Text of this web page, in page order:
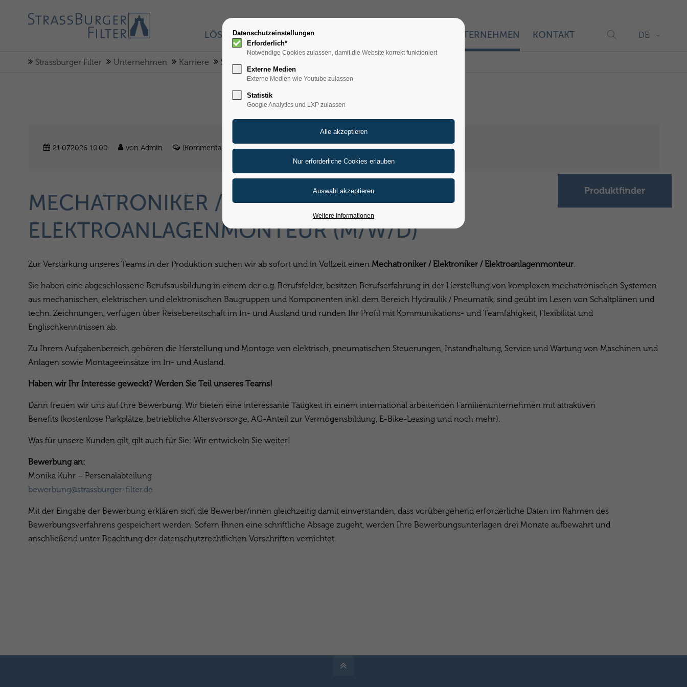
DE
LÖSUNGEN PRODUKTE UNTERNEHMEN KONTAKT
Strassburger Filter Unternehmen Karriere Stellenbeschreibung
21.07.2026 10.00 von Admin (Kommentare: 0)
MECHATRONIKER / ELEKTRONIKER /
ELEKTROANLAGENMONTEUR (M/W/D)
Zur Verstärkung unseres Teams in der Produktion suchen wir ab sofort und in Vollzeit einen Mechatroniker / Elektroniker / Elektroanlagenmonteur.
Sie haben eine abgeschlossene Berufsausbildung in einem der o.g. Berufsfelder, besitzen Berufserfahrung in der Herstellung von komplexen mechatronischen Systemen
aus mechanischen, elektrischen und elektronischen Baugruppen und Komponenten inkl. dem Bereich Hydraulik / Pneumatik, sind geübt im Lesen von Schaltplänen und
techn. Zeichnungen, verfügen über Reisebereitschaft im In- und Ausland und runden Ihr Profil mit Kommunikations- und Teamfähigkeit, Flexibilität und
Englischkenntnissen ab.
Zu Ihrem Aufgabenbereich gehören die Herstellung und Montage von elektrisch, pneumatischen Steuerungen, Instandhaltung, Service und Wartung von Maschinen und
Anlagen sowie Montageeinsätze im In- und Ausland.
Haben wir Ihr Interesse geweckt? Werden Sie Teil unseres Teams!
Dann freuen wir uns auf Ihre Bewerbung. Wir bieten eine interessante Tätigkeit in einem international arbeitenden Familienunternehmen mit attraktiven
Benefits (kostenlose Parkplätze, betriebliche Altersvorsorge, AG-Anteil zur Vermögensbildung, E-Bike-Leasing und noch mehr).
Was für unsere Kunden gilt, gilt auch für Sie: Wir entwickeln Sie weiter!
Bewerbung an:
Monika Kuhr – Personalabteilung
bewerbung@strassburger-filter.de
Mit der Eingabe der Bewerbung erklären sich die Bewerber/innen gleichzeitig damit einverstanden, dass vorübergehend erforderliche Daten im Rahmen des
Bewerbungsverfahrens gespeichert werden. Sofern Ihnen eine schriftliche Absage zugeht, werden Ihre Bewerbungsunterlagen drei Monate aufbewahrt und
anschließend unter Beachtung der datenschutzrechtlichen Vorschriften vernichtet.
Datenschutzeinstellungen
Erforderlich*
Notwendige Cookies zulassen, damit die Website korrekt funktioniert
Externe Medien
Externe Medien wie Youtube zulassen
Statistik
Google Analytics und LXP zulassen
Weitere Informationen
Produktfinder